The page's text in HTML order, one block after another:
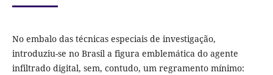
No embalo das técnicas especiais de investigação,
introduziu-se no Brasil a figura emblemática do agente
infiltrado digital, sem, contudo, um regramento mínimo: